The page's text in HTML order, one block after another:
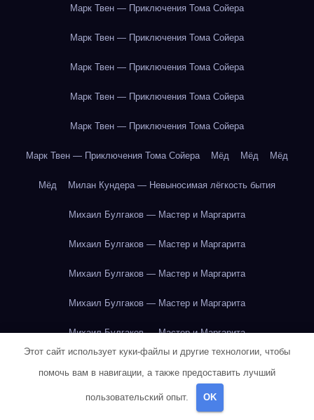
Марк Твен — Приключения Тома Сойера
Марк Твен — Приключения Тома Сойера
Марк Твен — Приключения Тома Сойера
Марк Твен — Приключения Тома Сойера
Марк Твен — Приключения Тома Сойера
Марк Твен — Приключения Тома Сойера Мёд Мёд Мёд
Мёд Милан Кундера — Невыносимая лёгкость бытия
Михаил Булгаков — Мастер и Маргарита
Михаил Булгаков — Мастер и Маргарита
Михаил Булгаков — Мастер и Маргарита
Михаил Булгаков — Мастер и Маргарита
Михаил Булгаков — Мастер и Маргарита
Михаил Булгаков — Мастер и Маргарита
Этот сайт использует куки-файлы и другие технологии, чтобы
помочь вам в навигации, а также предоставить лучший
пользовательский опыт. OK